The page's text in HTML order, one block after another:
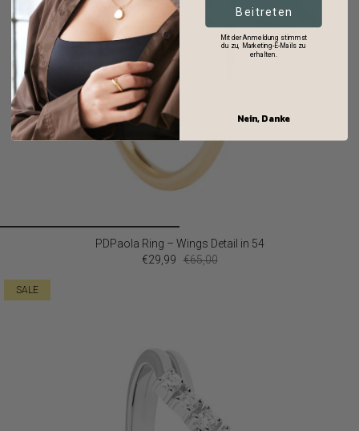
PDPaola Ring – Wings Detail in 54
€29,99 €65,00
SALE
Beitreten
Mit der Anmeldung stimmst
du zu, Marketing-E-Mails zu
erhalten.
Nein, Danke